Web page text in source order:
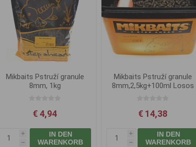
Mikbaits Pstruží granule
8mm, 1kg
€ 4,94
i
h
IN DEN
WARENKORB
Mikbaits Pstruží granule
8mm,2,5kg+100ml Losos
€ 14,38
i
h
IN DEN
WARENKORB